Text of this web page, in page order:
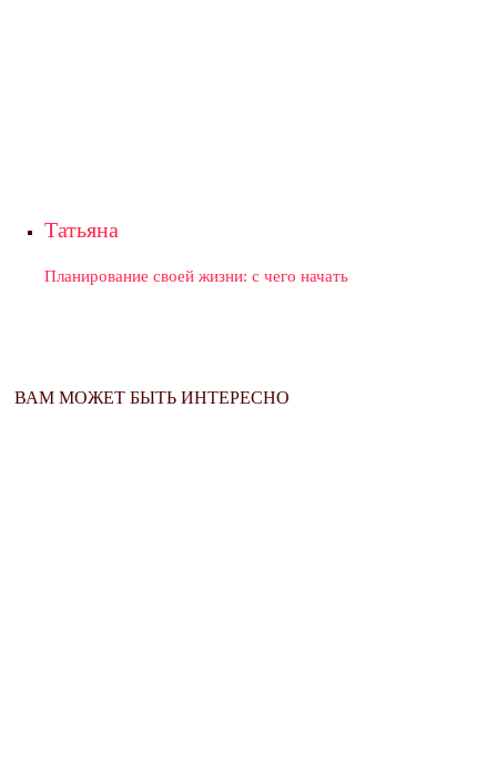
Татьяна
Планирование своей жизни: с чего начать
ВАМ МОЖЕТ БЫТЬ ИНТЕРЕСНО